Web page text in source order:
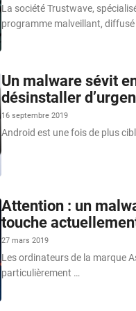
La société Trustwave,
programme malveillant, diffusé
Un malware sévit
désinstaller
16 septembre 2019
Android est une fois de plus
Attention : un
touche
27 mars 2019
Les ordinateurs de la marque
particulièrement …